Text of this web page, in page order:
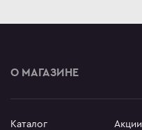
О МАГАЗИНЕ
Каталог
Акции